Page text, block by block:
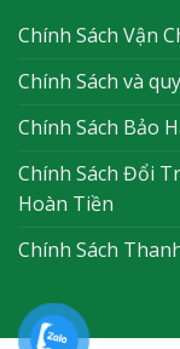
Chính Sách Vận
Chính Sách và
Chính Sách Bảo
Chính Sách Đổi
Hoàn Tiền
Chính Sách